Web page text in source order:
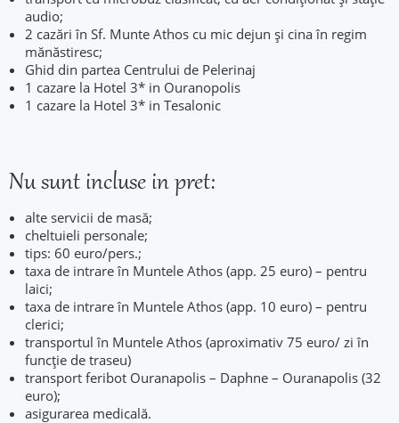
audio;
2 cazări în Sf. Munte Athos cu mic dejun și cina în regim
mănăstiresc;
Ghid din partea Centrului de Pelerinaj
1 cazare la Hotel 3* in Ouranopolis
1 cazare la Hotel 3* in Tesalonic
Nu sunt incluse in pret:
alte servicii de masă;
cheltuieli personale;
tips: 60 euro/pers.;
taxa de intrare în Muntele Athos (app. 25 euro) – pentru
laici;
taxa de intrare în Muntele Athos (app. 10 euro) – pentru
clerici;
transportul în Muntele Athos (aproximativ 75 euro/ zi în
funcție de traseu)
transport feribot Ouranapolis – Daphne – Ouranapolis (32
euro);
asigurarea medicală.